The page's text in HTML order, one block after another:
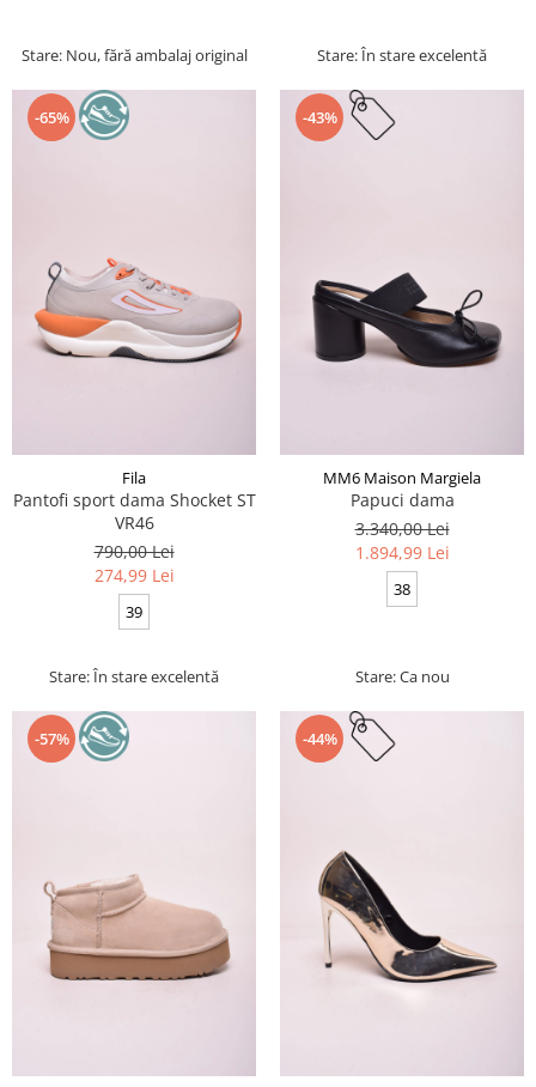
Stare: Nou, fără ambalaj original Stare: În stare excelentă
-65%
Fila
Pantofi sport dama Shocket ST
VR46
790,00 Lei
274,99 Lei
39
Stare: În stare excelentă
-43%
MM6 Maison Margiela
Papuci dama
3.340,00 Lei
1.894,99 Lei
38
Stare: Ca nou
-57% -44%